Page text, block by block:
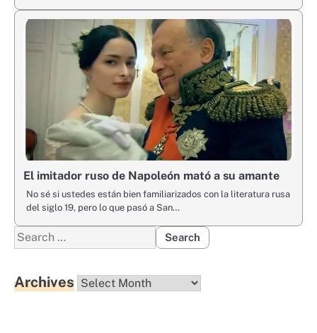
El imitador ruso de Napoleón mató a su amante
No sé si ustedes están bien familiarizados con la literatura rusa
del siglo 19, pero lo que pasó a San…
Search
for:
Archives Archives